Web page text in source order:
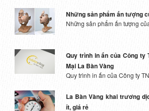
In kẹp File
In Brochure
Những sản phẩm ấn tượng
Những sản phẩm ấn tượng
Quy trình in ấn của Công ty
Mại La Bàn Vàng
Quy trình in ấn của Công ty
La Bàn Vàng khai trương
ít, giá rẻ